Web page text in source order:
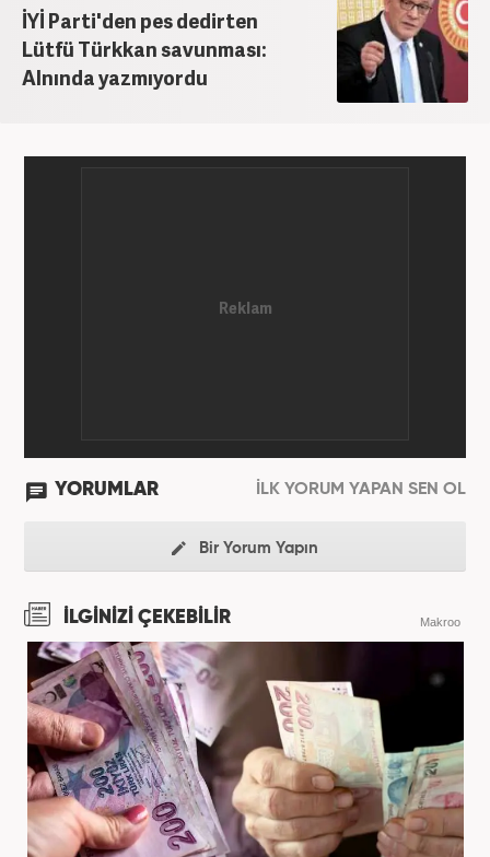
İYİ Parti'den pes dedirten
Lütfü Türkkan savunması:
Alnında yazmıyordu
YORUMLAR İLK YORUM YAPAN SEN OL
Bir Yorum Yapın
İLGİNİZİ ÇEKEBİLİR Makroo